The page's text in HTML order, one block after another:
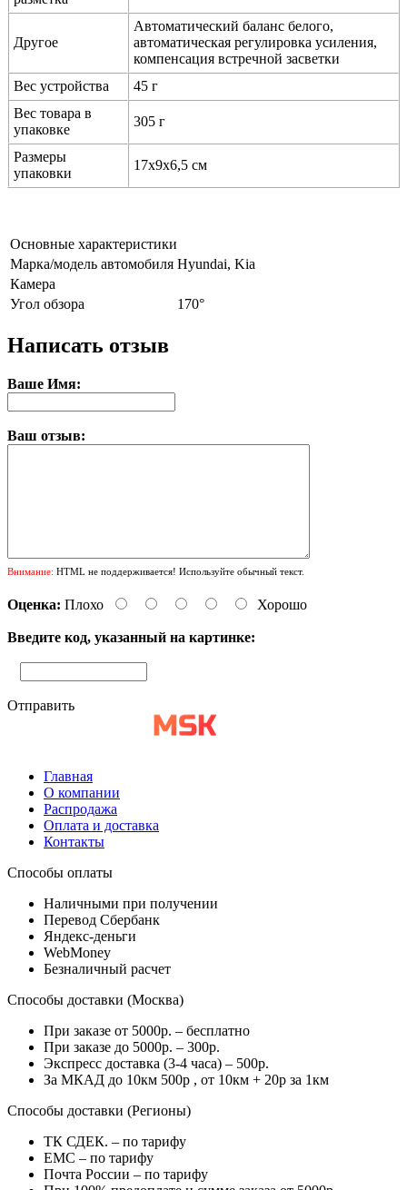
Другое
Автоматический баланс белого,
автоматическая регулировка усиления,
компенсация встречной засветки
Вес устройства
45 г
Вес товара в
упаковке
305 г
Размеры
упаковки
17х9х6,5 см
Основные характеристики
Марка/модель автомобиля Hyundai, Kia
Камера
Угол обзора
170°
Написать отзыв
Ваше Имя:
Ваш отзыв:
Внимание: HTML не поддерживается! Используйте обычный текст.
Оценка: Плохо Хорошо
Введите код, указанный на картинке:
Отправить
Главная
О компании
Распродажа
Оплата и доставка
Контакты
Способы оплаты
Наличными при получении
Перевод Сбербанк
Яндекс-деньги
WebMoney
Безналичный расчет
Способы доставки (Москва)
При заказе от 5000р. – бесплатно
При заказе до 5000р. – 300р.
Экспресс доставка (3-4 часа) – 500р.
За МКАД до 10км 500р , от 10км + 20р за 1км
Способы доставки (Регионы)
ТК СДЕК. – по тарифу
EMC – по тарифу
Почта России – по тарифу